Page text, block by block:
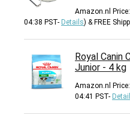
Amazon.nl Price:
04:38 PST- Details) & FREE
Royal Canin
Junior - 4 kg
Amazon.nl Price:
04:41 PST-